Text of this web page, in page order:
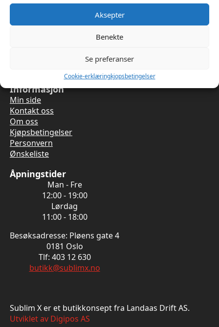
Aksepter
Benekte
Se preferanser
Cookie-erklæringkjopsbetingelser
Informasjon
Min side
Kontakt oss
Om oss
Kjøpsbetingelser
Personvern
Ønskeliste
Åpningstider
Man - Fre
12:00 - 19:00
Lørdag
11:00 - 18:00
Besøksadresse: Pløens gate 4
0181 Oslo
Tlf: 403 12 630
butikk@sublimx.no
Sublim X er et butikkonsept fra Landaas Drift AS.
Utviklet av Digipos AS